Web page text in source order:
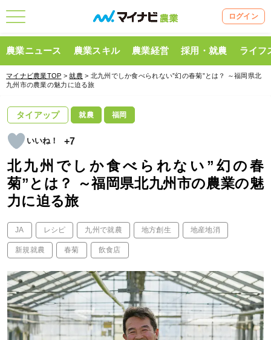
ログイン
農業ニュース 農業スキル 農業経営 採用・就農 ライフ
マイナビ農業TOP >就農 > 北九州でしか食べられない”幻の春菊”とは？ ～福岡県北
九州市の農業の魅力に迫る旅
タイアップ 就農 福岡
+7
北九州でしか食べられない”幻の春
菊”とは？ ～福岡県北九州市の農業の魅
力に迫る旅
JA レシピ 九州で就農 地方創生 地産地消
新規就農 春菊 飲食店